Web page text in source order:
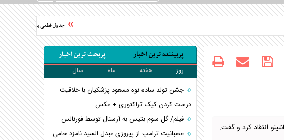
جدول قطعی برق استان تهران فردا پنجشنبه ۱۵ مرداد ۱۴۰۵ +
جیانی اینفانتینو انتقاد کرد و گفت:
پربیننده ترین اخبار پربحث ترین اخبار
روز هفته ماه
سال
جشن تولد ساده نوه مسعود پزشکیان با خلاقیت
درست کردن کیک تراکتوری + عکس
فیلم/ گل سوم بتیس به آرسنال توسط فورنالس
عصبانیت ترامپ از پیروزی عبدل السید نامزد حامی